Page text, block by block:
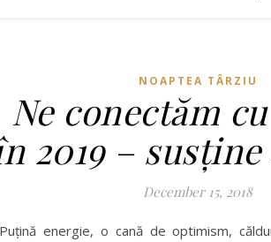
NOAPTEA TÂRZIU
Ne conectăm
2019 –
December 15, 2018
Puțină energie, o cană de optimism,